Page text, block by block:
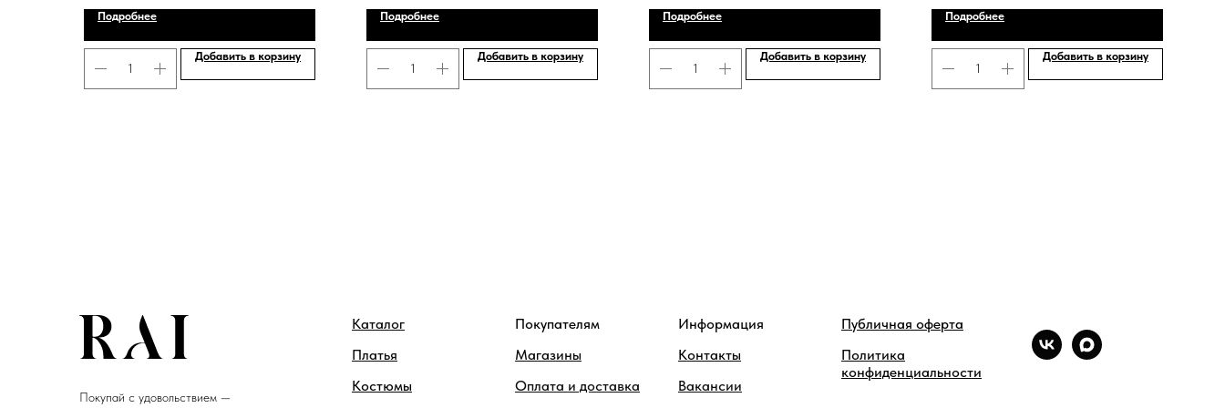
Подробнее
Добавить в корзину
Подробнее
Добавить в корзину
Подробнее
Добавить в корзину
Подробнее
Добавить в корзину
Покупай с удовольствием —
Каталог
Платья
Костюмы
Покупателям
Магазины
Оплата и доставка
Информация
Контакты
Вакансии
Публичная оферта
Политика
конфиденциальности